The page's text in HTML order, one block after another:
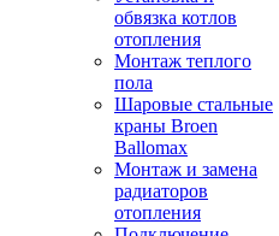
обвязка котлов
отопления
Монтаж теплого
пола
Шаровые стальные
краны Broen
Ballomax
Монтаж и замена
радиаторов
отопления